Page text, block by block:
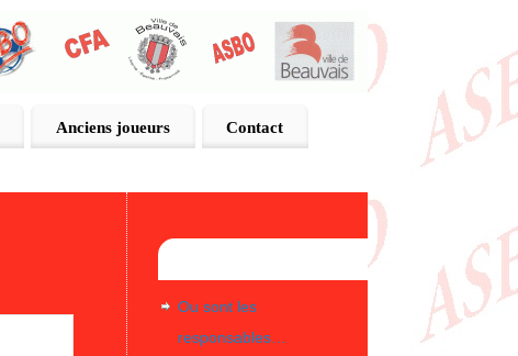
Anciens joueurs Contact
Ou sont les
responsables…